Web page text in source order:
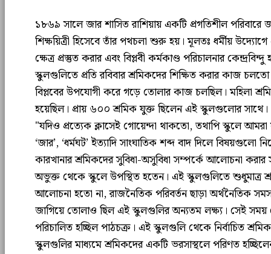
১৮৬৯ সালে জার শাসিত রাশিয়ায় একটি প্রগতিশীল
শিক্ষয়িত্রী হিসেবে তাঁর পথচলা শুরু হয়। মূলতঃ ধর্মীয় উদ্যোগে
ক্ষেত্র প্রস্তুত করার এবং বিপ্লবী কর্মকাণ্ড পরিচালনার
স্কুলগুলিতে প্রতি রবিবার শ্রমিকদের শিক্ষিত করার কাজ
বিপ্লবের উপযোগী করে গড়ে তোলার কাজ চলছিল। মহিলা
হয়েছিল। প্রায় ৬০০ শ্রমিক যুক্ত ছিলেন এই স্কুলগুলোর সাথে।
"যদিও প্রত্যেক ক্লাসেই গোয়েন্দা থাকতো, তথাপি স্কুলে
‘জার’, ‘ধর্মঘট’ ইত্যাদি সাংঘাতিক শব্দ বাদ দিলে বিষয়গুলো
কারখানার শ্রমিকদের সুবিধা-অসুবিধা সম্পর্কে আলোচনা
অভুক্ত থেকে স্কুলে উপস্থিত হতেন। এই স্কুলগুলিতে শুধুমাত্র
আলোচনা হতো না, রাজনৈতিক পরিবর্তন ছাড়া অর্থনৈতিক
জাগিয়ে তোলাও ছিল এই স্কুলগুলির অন্যতম লক্ষ্য। সেই সময়
পরিচালিত হচ্ছিল পাঠচক্র। এই স্কুলগুলি থেকে নির্বাচিত
স্কুলগুলির মাধ্যমে শ্রমিকদের একটি ভরসাস্থলে পরিণত হচ্ছিলেন